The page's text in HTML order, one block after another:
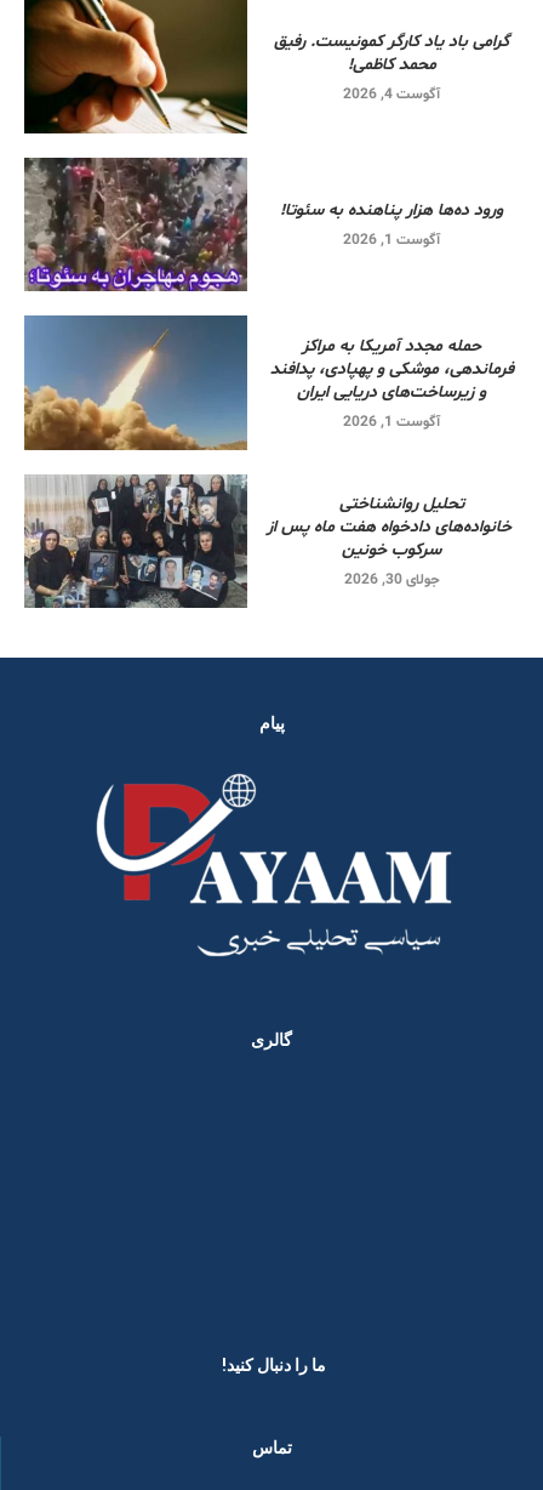
گرامی باد یاد کارگر کمونیست. رفیق
محمد کاظمی!
آگوست 4, 2026
ورود ده‌ها هزار پناهنده به سئوتا!
آگوست 1, 2026
حمله مجدد آمریکا به مراکز
فرماندهی، موشکی و پهپادی، پدافند
و زیرساخت‌های دریایی ایران
آگوست 1, 2026
تحلیل روانشناختی
خانواده‌های دادخواه هفت ماه پس از
سرکوب خونین
جولای 30, 2026
پیام
گالری
ما را دنبال کنید! ​
تماس